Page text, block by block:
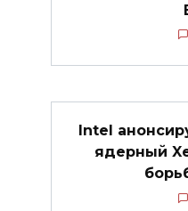
Intel
ядерный